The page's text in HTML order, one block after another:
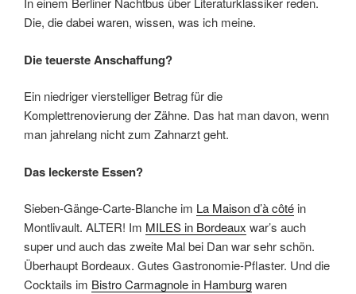
Die, die dabei waren, wissen, was ich meine.
Die teuerste Anschaffung?
Ein niedriger vierstelliger Betrag für die
Komplettrenovierung der Zähne. Das hat man davon, wenn
man jahrelang nicht zum Zahnarzt geht.
Das leckerste Essen?
Sieben-Gänge-Carte-Blanche im La Maison d’à côté in
Montlivault. ALTER! Im MILES in Bordeaux war’s auch
super und auch das zweite Mal bei Dan war sehr schön.
Überhaupt Bordeaux. Gutes Gastronomie-Pflaster. Und die
Cocktails im Bistro Carmagnole in Hamburgwaren